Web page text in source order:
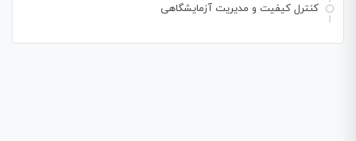
کنترل کیفیت و مدیریت آزمایشگاهی